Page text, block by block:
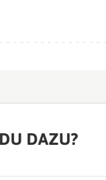
DAZU?